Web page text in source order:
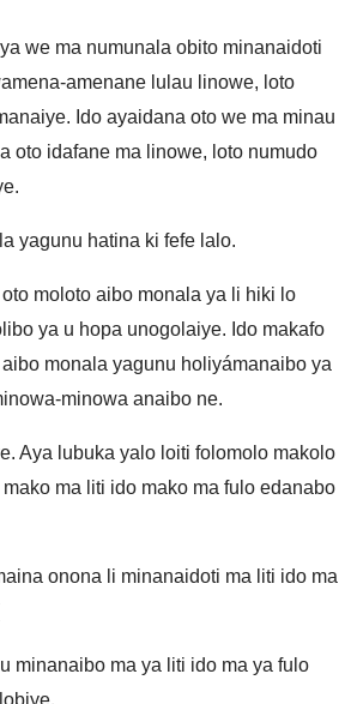
we ma numunala obito minanaidoti
amenane lulau linowe, loto
Ido ayaidana oto we ma minau
oto idafane ma linowe, loto numudo
yagunu hatina ki fefe lalo.
moloto aibo monala ya li hiki lo
ya u hopa unogolaiye. Ido makafo
monala yagunu holiyámanaibo ya
minowa anaibo ne.
Aya lubuka yalo loiti folomolo makolo
ma liti ido mako ma fulo edanabo
onona li minanaidoti ma liti ido ma
minanaibo ma ya liti ido ma ya fulo